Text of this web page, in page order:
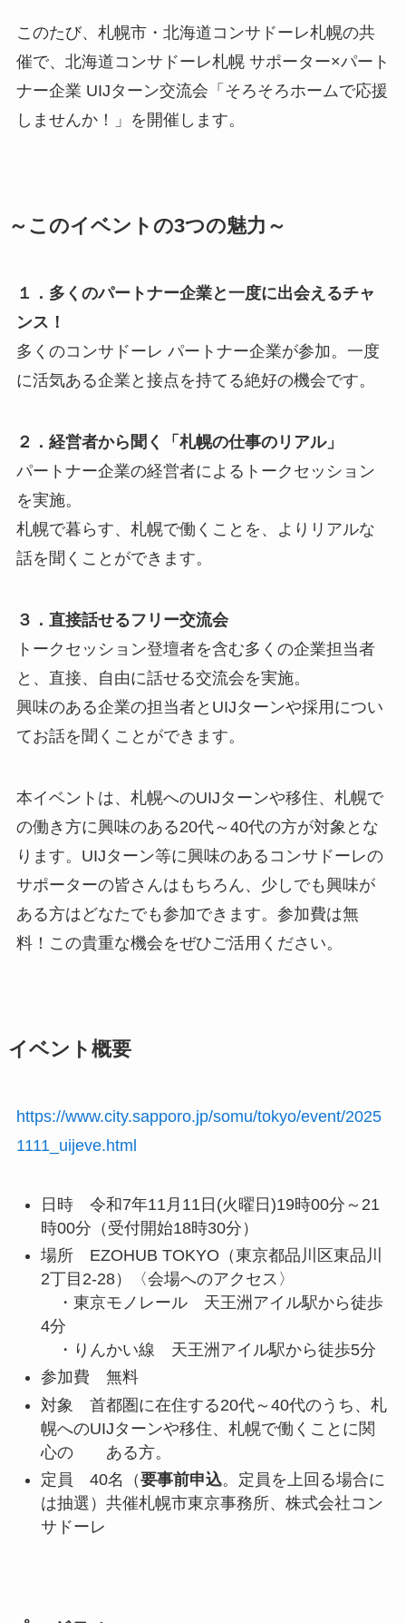
このたび、札幌市・北海道コンサドーレ札幌の共
催で、北海道コンサドーレ札幌 サポーター×パート
ナー企業 UIJターン交流会「そろそろホームで応援
しませんか！」を開催します。
～このイベントの3つの魅力～
１．多くのパートナー企業と一度に出会えるチャ
ンス！
多くのコンサドーレ パートナー企業が参加。一度
に活気ある企業と接点を持てる絶好の機会です。
２．経営者から聞く「札幌の仕事のリアル」
パートナー企業の経営者によるトークセッション
を実施。
札幌で暮らす、札幌で働くことを、よりリアルな
話を聞くことができます。
３．直接話せるフリー交流会
トークセッション登壇者を含む多くの企業担当者
と、直接、自由に話せる交流会を実施。
興味のある企業の担当者とUIJターンや採用につい
てお話を聞くことができます。
本イベントは、札幌へのUIJターンや移住、札幌で
の働き方に興味のある20代～40代の方が対象とな
ります。UIJターン等に興味のあるコンサドーレの
サポーターの皆さんはもちろん、少しでも興味が
ある方はどなたでも参加できます。参加費は無
料！この貴重な機会をぜひご活用ください。
イベント概要
https://www.city.sapporo.jp/somu/tokyo/event/2025
1111_uijeve.html
日時 令和7年11月11日(火曜日)19時00分～21
時00分（受付開始18時30分）
場所 EZOHUB TOKYO（東京都品川区東品川
2丁目2-28）〈会場へのアクセス〉
・東京モノレール 天王洲アイル駅から徒歩
4分
・りんかい線 天王洲アイル駅から徒歩5分
参加費 無料
対象 首都圏に在住する20代～40代のうち、札
幌へのUIJターンや移住、札幌で働くことに関
心の ある方。
定員 40名（要事前申込。定員を上回る場合に
は抽選）共催札幌市東京事務所、株式会社コン
サドーレ